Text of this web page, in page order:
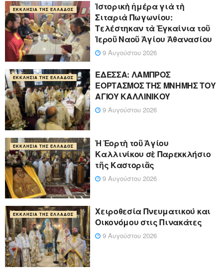
ΕΚΚΛΗΣΊΑ ΤΗΣ ΕΛΛΆΔΟΣ
Ἱστορικὴ ἡμέρα γιὰ τὴ
Σιταριὰ Πωγωνίου:
Τελέστηκαν τὰ Ἐγκαίνια τοῦ
Ἱεροῦ Ναοῦ Ἁγίου Ἀθανασίου
9 Αυγούστου 2026
ΕΚΚΛΗΣΊΑ ΤΗΣ ΕΛΛΆΔΟΣ
ΕΔΕΣΣΑ: ΛΑΜΠΡΟΣ
ΕΟΡΤΑΣΜΟΣ ΤΗΣ ΜΝΗΜΗΣ ΤΟΥ
ΑΓΙΟΥ ΚΑΛΛΙΝΙΚΟΥ
9 Αυγούστου 2026
ΕΚΚΛΗΣΊΑ ΤΗΣ ΕΛΛΆΔΟΣ
Ἡ Ἑορτὴ τοῦ Ἁγίου
Καλλινίκου σὲ Παρεκκλήσιο
τῆς Καστοριᾶς
9 Αυγούστου 2026
ΕΚΚΛΗΣΊΑ ΤΗΣ ΕΛΛΆΔΟΣ
Χειροθεσία Πνευματικού και
Οικονόμου στις Πινακάτες
9 Αυγούστου 2026